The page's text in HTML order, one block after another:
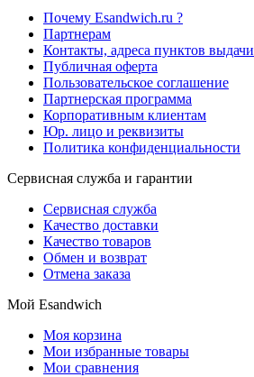
Почему Esandwich.ru ?
Партнерам
Контакты, адреса пунктов выдачи
Публичная оферта
Пользовательское соглашение
Партнерская программа
Корпоративным клиентам
Юр. лицо и реквизиты
Политика конфиденциальности
Сервисная служба и гарантии
Сервисная служба
Качество доставки
Качество товаров
Обмен и возврат
Отмена заказа
Мой Esandwich
Моя корзина
Мои избранные товары
Мои сравнения